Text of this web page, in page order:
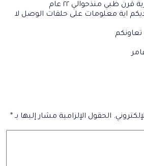
ظبي منذحوالي ٢٢ عام
اية معلومات على حلقات الوصل لا
الحقول الإلزامية مشار إليها بـ *